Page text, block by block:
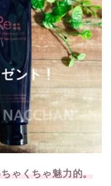
ゃくちゃ魅力的。